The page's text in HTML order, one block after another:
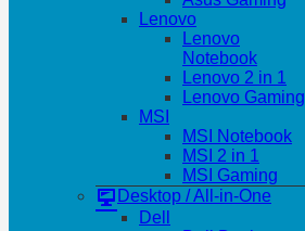
Lenovo
Lenovo
Notebook
Lenovo 2 in 1
Lenovo Gaming
MSI
MSI Notebook
MSI 2 in 1
MSI Gaming
Desktop / All-in-One
Dell